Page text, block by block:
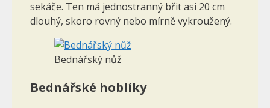
sekáče. Ten má jednostranný břit asi 20 cm
dlouhý, skoro rovný nebo mírně vykroužený.
Bednářský nůž
Bednářské hoblíky